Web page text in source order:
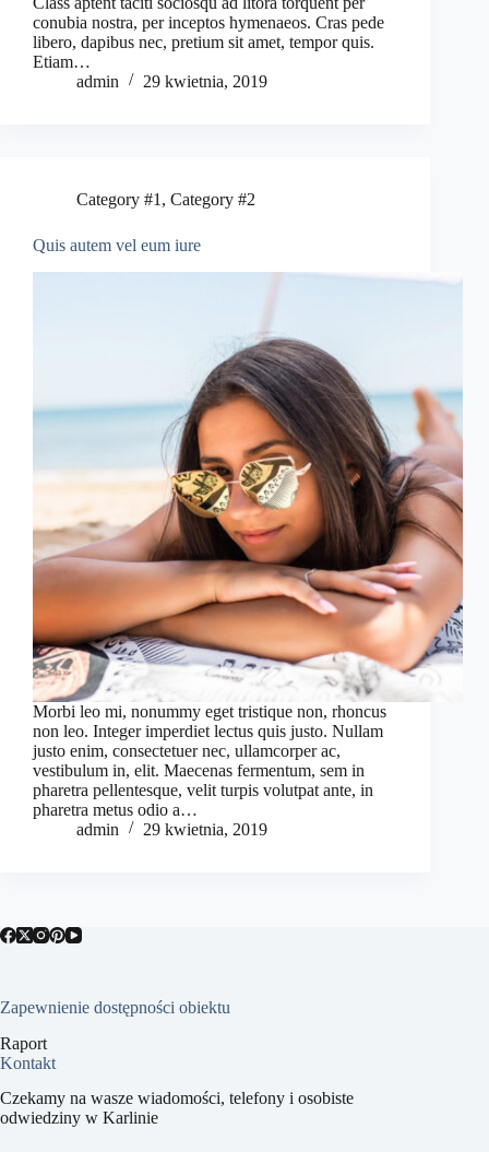
conubia nostra, per inceptos hymenaeos. Cras pede
libero, dapibus nec, pretium sit amet, tempor quis.
Etiam…
admin
29 kwietnia, 2019
Category #1 , Category #2
Quis autem vel eum iure
Morbi leo mi, nonummy eget tristique non, rhoncus
non leo. Integer imperdiet lectus quis justo. Nullam
justo enim, consectetuer nec, ullamcorper ac,
vestibulum in, elit. Maecenas fermentum, sem in
pharetra pellentesque, velit turpis volutpat ante, in
pharetra metus odio a…
admin
29 kwietnia, 2019
Zapewnienie dostępności obiektu
Raport
Kontakt
Czekamy na wasze wiadomości, telefony i osobiste
odwiedziny w Karlinie